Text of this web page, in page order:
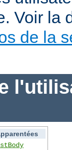
Voir la
de la